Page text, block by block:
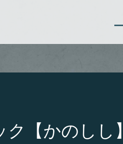
【かのしし】